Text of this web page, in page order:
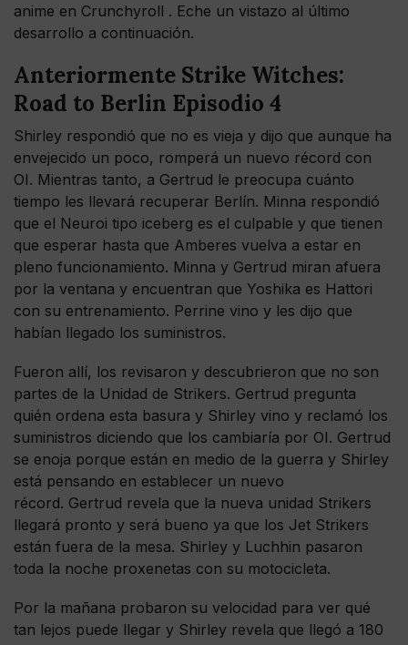
anime en Crunchyroll . Eche un vistazo al último
desarrollo a continuación.
Anteriormente Strike Witches:
Road to Berlin Episodio 4
Shirley respondió que no es vieja y dijo que aunque ha
envejecido un poco, romperá un nuevo récord con
OI. Mientras tanto, a Gertrud le preocupa cuánto
tiempo les llevará recuperar Berlín. Minna respondió
que el Neuroi tipo iceberg es el culpable y que tienen
que esperar hasta que Amberes vuelva a estar en
pleno funcionamiento. Minna y Gertrud miran afuera
por la ventana y encuentran que Yoshika es Hattori
con su entrenamiento. Perrine vino y les dijo que
habían llegado los suministros.
Fueron allí, los revisaron y descubrieron que no son
partes de la Unidad de Strikers. Gertrud pregunta
quién ordena esta basura y Shirley vino y reclamó los
suministros diciendo que los cambiaría por OI. Gertrud
se enoja porque están en medio de la guerra y Shirley
está pensando en establecer un nuevo
récord. Gertrud revela que la nueva unidad Strikers
llegará pronto y será bueno ya que los Jet Strikers
están fuera de la mesa. Shirley y Luchhin pasaron
toda la noche proxenetas con su motocicleta.
Por la mañana probaron su velocidad para ver qué
tan lejos puede llegar y Shirley revela que llegó a 180